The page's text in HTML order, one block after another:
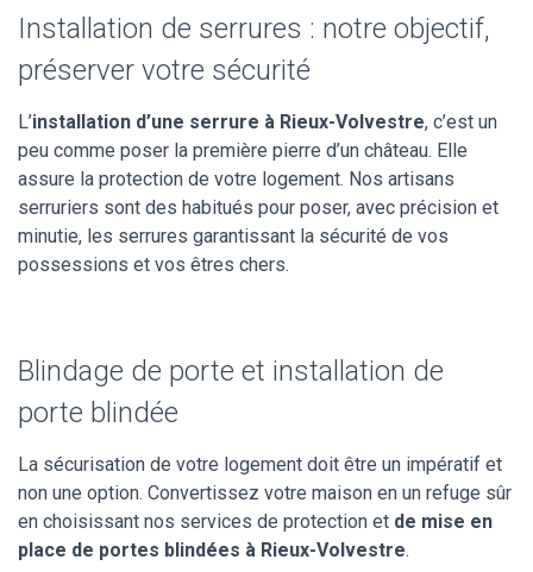
Installation de serrures : notre objectif,
préserver votre sécurité
L’installation d’une serrure à Rieux-Volvestre, c’est un
peu comme poser la première pierre d’un château. Elle
assure la protection de votre logement. Nos artisans
serruriers sont des habitués pour poser, avec précision et
minutie, les serrures garantissant la sécurité de vos
possessions et vos êtres chers.
Blindage de porte et installation de
porte blindée
La sécurisation de votre logement doit être un impératif et
non une option. Convertissez votre maison en un refuge sûr
en choisissant nos services de protection et de mise en
place de portes blindées à Rieux-Volvestre.